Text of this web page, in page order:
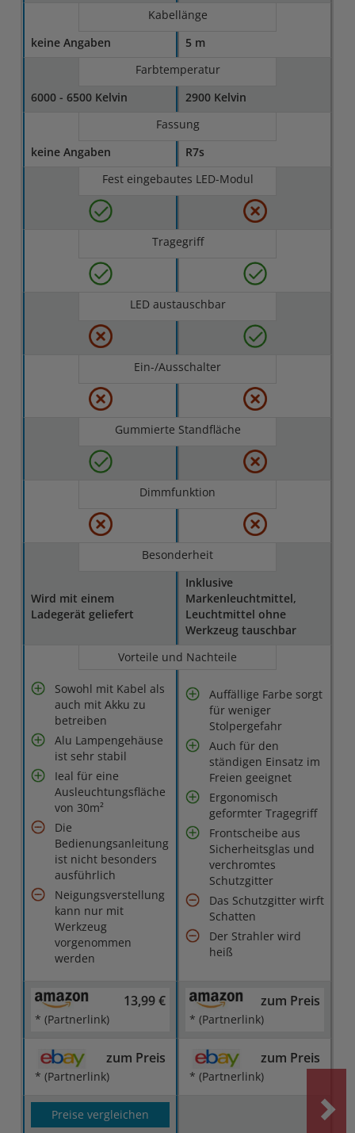
Kabellänge
keine Angaben
5 m
Farbtemperatur
6000 - 6500 Kelvin
2900 Kelvin
Fassung
keine Angaben
R7s
Fest eingebautes LED-Modul
Tragegriff
LED austauschbar
Ein-/Ausschalter
Gummierte Standfläche
Dimmfunktion
Besonderheit
Wird mit einem
Ladegerät geliefert
Inklusive
Markenleuchtmittel,
Leuchtmittel ohne
Werkzeug tauschbar
Vorteile und Nachteile
Sowohl mit Kabel als
auch mit Akku zu
betreiben
Alu Lampengehäuse
ist sehr stabil
Ieal für eine
Ausleuchtungsfläche
von 30m²
Die
Bedienungsanleitung
ist nicht besonders
ausführlich
Neigungsverstellung
kann nur mit
Werkzeug
vorgenommen
werden
Auffällige Farbe sorgt
für weniger
Stolpergefahr
Auch für den
ständigen Einsatz im
Freien geeignet
Ergonomisch
geformter Tragegriff
Frontscheibe aus
Sicherheitsglas und
verchromtes
Schutzgitter
Das Schutzgitter wirft
Schatten
Der Strahler wird
heiß
13,99 €
* (Partnerlink)
zum Preis
* (Partnerlink)
zum Preis
* (Partnerlink)
zum Preis
* (Partnerlink)
Preise vergleichen